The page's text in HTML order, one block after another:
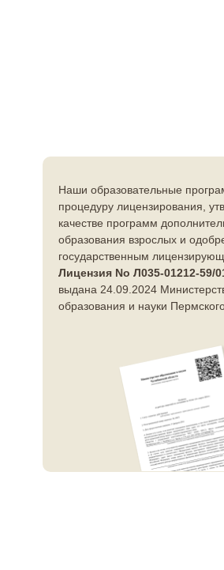
Наши образовательные
процедуру лицензирования,
качестве программ
образования взрослых и
государственным
Лицензия No Л035-01212-59/
выдана 24.09.2024
образования и науки